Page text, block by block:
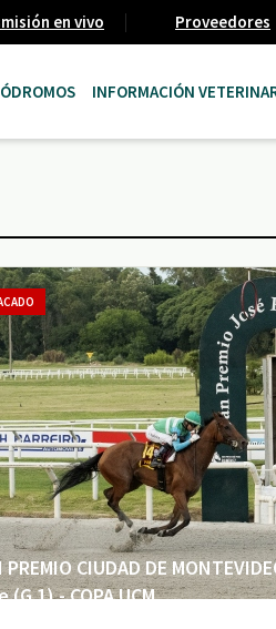
en vivo Proveedores
INFORMACIÓN
PREMIO CIUDAD DE
1) - COPA UCM